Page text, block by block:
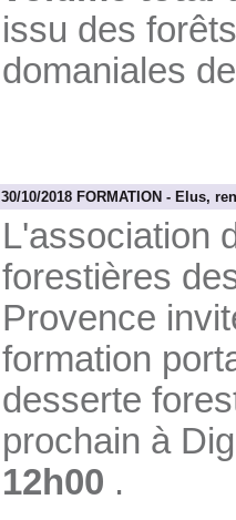
issu des
domaniales
30/10/2018 FORMATION - Elus,
L'association
forestières
Provence
formation
desserte
prochain à
12h00 .